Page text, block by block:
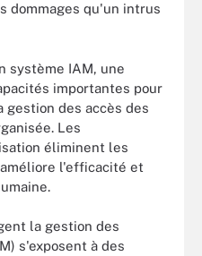
dommages qu'un intrus
système IAM, une
importantes pour
des accès des
Les
éliminent les
l'efficacité et
la gestion des
s'exposent à des